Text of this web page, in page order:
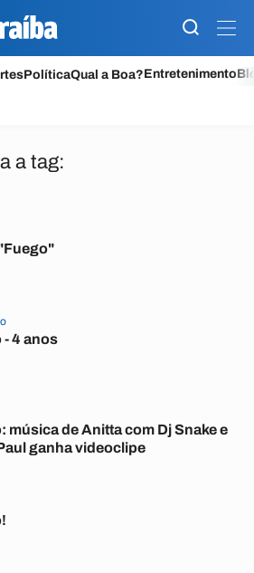
PolíticaQual a Boa?Entretenimento
a tag:
- 4 anos
música de Anitta com Dj Snake e
ganha videoclipe